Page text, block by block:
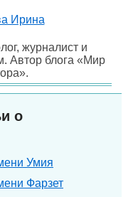
Ирина
журналист и
Автор блога «Мир
о
Умия
Фарзет